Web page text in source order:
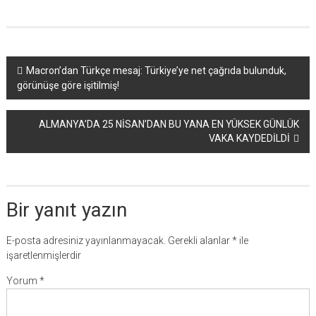
Yazı
dolaşımı
Macron’dan Türkçe mesaj: Türkiye’ye net çağrıda bulunduk,
görünüşe göre işitilmiş!
ALMANYA’DA 25 NİSAN’DAN BU YANA EN YÜKSEK GÜNLÜK
VAKA KAYDEDİLDİ
Bir yanıt yazın
E-posta adresiniz yayınlanmayacak. Gerekli alanlar*ile
işaretlenmişlerdir
Yorum *